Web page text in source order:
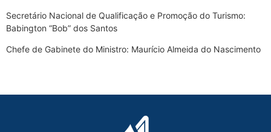
Secretário Nacional de Qualificação e Promoção do Turismo:
Babington “Bob” dos Santos
Chefe de Gabinete do Ministro: Maurício Almeida do Nascimento